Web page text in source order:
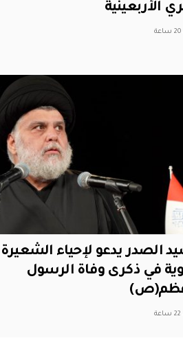
الأربعينية
الصدر يدعو لإحياء الشعيرة
في ذكرى وفاة الرسول